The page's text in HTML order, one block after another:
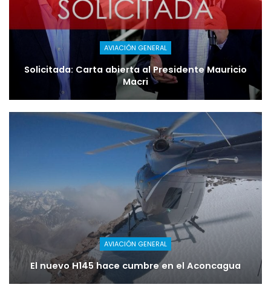
AVIACIÓN GENERAL
Solicitada: Carta abierta al Presidente Mauricio
Macri
AVIACIÓN GENERAL
El nuevo H145 hace cumbre en el Aconcagua